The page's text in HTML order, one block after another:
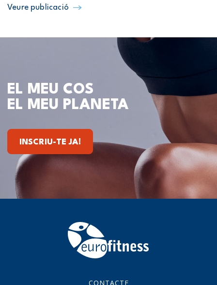
Veure publicació
EL MEU COS
EL MEU PLANETA
INSCRIU-TE JA!
CONTACTE